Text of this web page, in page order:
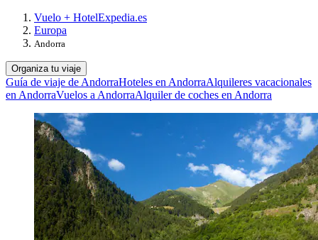
Vuelo + HotelExpedia.es
Europa
Andorra
Organiza tu viaje
Guía de viaje de AndorraHoteles en AndorraAlquileres vacacionales
en AndorraVuelos a AndorraAlquiler de coches en Andorra